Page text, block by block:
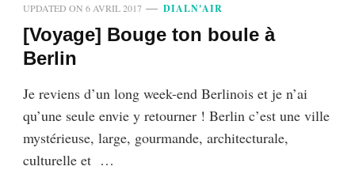
UPDATED ON 6 AVRIL 2017 DIALN'AIR
[Voyage] Bouge ton boule à
Berlin
Je reviens d’un long week-end Berlinois et je n’ai
qu’une seule envie y retourner ! Berlin c’est une ville
mystérieuse, large, gourmande, architecturale,
culturelle et …